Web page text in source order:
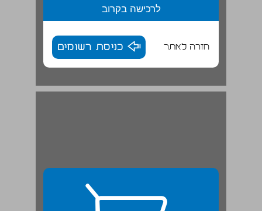
לרכישה בקרוב
חזרה לאתר כניסת רשומים
אפקט סטרופ | מאמר ... 18